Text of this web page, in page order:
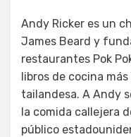
Andy Ricker es un
James Beard y
restaurantes Pok
libros de cocina
tailandesa. A Andy
la comida callejera
público